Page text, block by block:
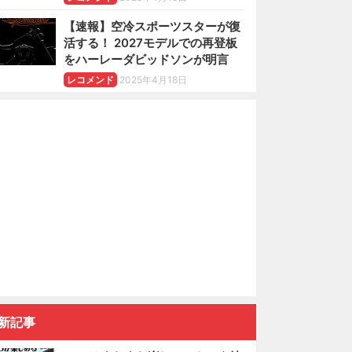
【速報】空冷スポーツスターが復
活する！ 2027モデルでの再登板
をハーレーダビッドソンが明言
レコメンド 2025年4月18日
記事